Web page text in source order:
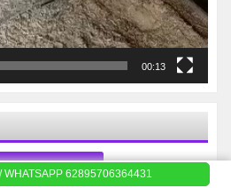
00:13
Katalog
WHATSAPP 62895706364431